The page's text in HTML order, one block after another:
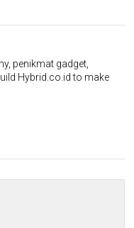
penikmat gadget,
Hybrid.co.id to make